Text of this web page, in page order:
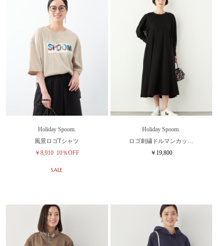
Holiday Spoom.
風景ロゴTシャツ
￥8,910 10％OFF
SALE
Holiday Spoom.
ロゴ刺繍ドルマンカッ…
￥19,800